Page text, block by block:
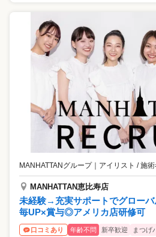
MANHATTANグループ｜ アイリスト / 施
MANHATTAN恵比寿店
未経験→充実サポートでグロー
毎UP×賞与◎アメリカ店研修可
口コミあり 年齢不問 新卒歓迎 まつげ